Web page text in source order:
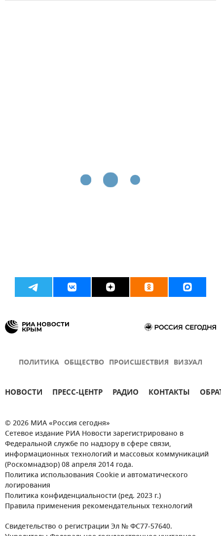
ПОЛИТИКА ОБЩЕСТВО ПРОИСШЕСТВИЯ ВИЗУАЛ
НОВОСТИ ПРЕСС-ЦЕНТР РАДИО КОНТАКТЫ
© 2026 МИА «Россия сегодня»
Сетевое издание РИА Новости зарегистрировано в
Федеральной службе по надзору в сфере связи,
информационных технологий и массовых коммуникаций
(Роскомнадзор) 08 апреля 2014 года.
Политика использования Cookie и автоматического
логирования
Политика конфиденциальности (ред. 2023 г.)
Правила применения рекомендательных технологий
Свидетельство о регистрации Эл № ФС77-57640.